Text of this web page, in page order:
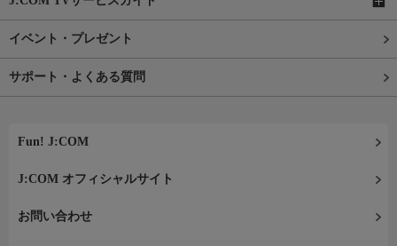
イベント・プレゼント
サポート・よくある質問
Fun! J:COM
J:COM オフィシャルサイト
お問い合わせ